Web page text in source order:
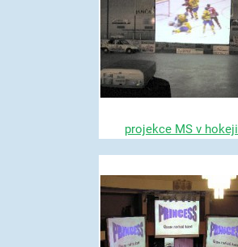
projekce MS v hokeji